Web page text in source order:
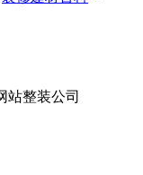
站整装公司